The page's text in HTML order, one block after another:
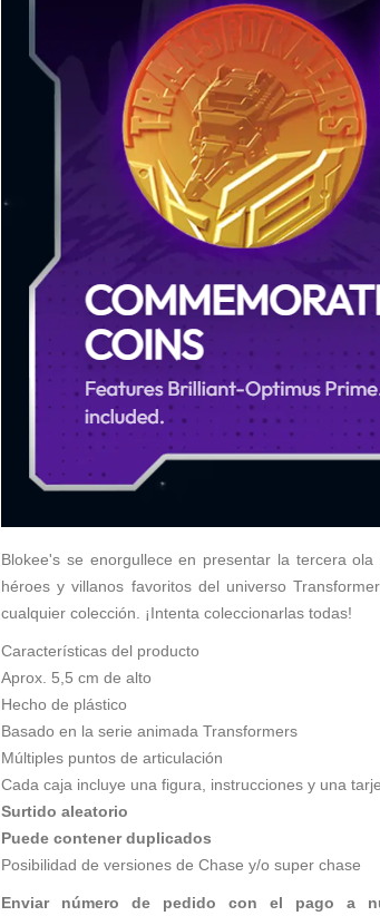
Blokee's se enorgullece en presentar la tercera
héroes y villanos favoritos del universo
cualquier colección. ¡Intenta coleccionarlas todas!
Características del producto
Aprox. 5,5 cm de alto
Hecho de plástico
Basado en la serie animada Transformers
Múltiples puntos de articulación
Cada caja incluye una figura, instrucciones y una
Surtido aleatorio
Puede contener duplicados
Posibilidad de versiones de Chase y/o super chase
Enviar número de pedido con el pago a